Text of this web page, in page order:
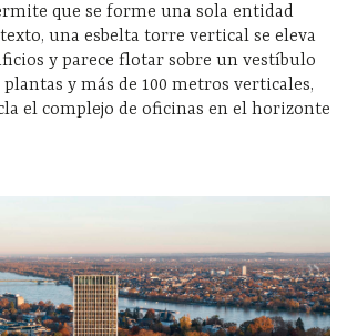
que se forme una sola entidad
una esbelta torre vertical se eleva
y parece flotar sobre un vestíbulo
plantas y más de 100 metros verticales,
el complejo de oficinas en el horizonte